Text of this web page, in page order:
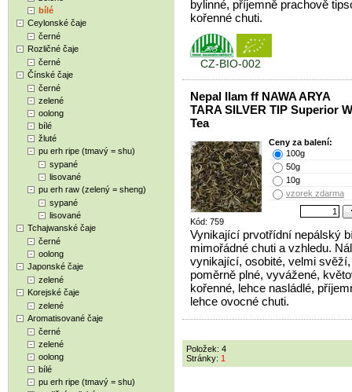
bílé
Ceylonské čaje
černé
Rozličné čaje
černé
Čínské čaje
černé
zelené
oolong
bílé
žluté
pu erh ripe (tmavý = shu)
sypané
lisované
pu erh raw (zelený = sheng)
sypané
lisované
Tchajwanské čaje
černé
oolong
Japonské čaje
zelené
Korejské čaje
zelené
Aromatisované čaje
černé
zelené
oolong
bílé
pu erh ripe (tmavý = shu)
bylinné, příjemně prachově
kořenné chuti.
CZ-BIO-002
Nepal Ilam ff NAWA ARYA
TARA SILVER TIP Superior
Tea
Kód: 759
Ceny za balení:
100g
50g
10g
vzorek zdarma
Vynikající prvotřídní nepálský
mimořádné chuti a vzhledu.
vynikající, osobité, velmi svěží,
poměrně plné, vyvážené,
kořenné, lehce nasládlé,
lehce ovocné chuti.
Položek: 4
Stránky: 1